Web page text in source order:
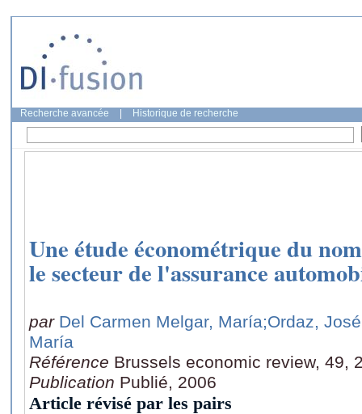
Recherche avancée Historique de recherche
Une étude économétrique du
le secteur de l'assurance
par Del Carmen Melgar, María;Ordaz,
María
Référence Brussels economic review, 49,
Publication Publié, 2006
Article révisé par les pairs